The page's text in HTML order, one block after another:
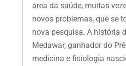
área da saúde, muitas
novos problemas, que se
nova pesquisa. A história
Medawar, ganhador do
medicina e fisiologia